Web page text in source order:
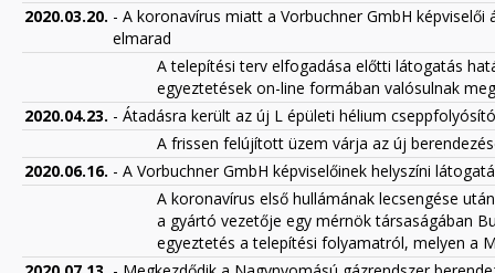
2020.03.20. - A koronavírus miatt a Vorbuchner GmbH
elmarad
A telepítési terv elfogadása előtti látogatás
egyeztetések on-line formában valósulnak
2020.04.23. - Átadásra került az új L épületi hélium
A frissen felújított üzem várja az új
2020.06.16. - A Vorbuchner GmbH képviselőinek helyszíni
A koronavírus első hullámának lecsengése
a gyártó vezetője egy mérnök társaságában
egyeztetés a telepítési folyamatról, melyen a